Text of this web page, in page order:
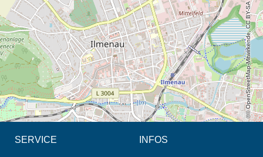
© OpenStreetMap-Mitwirkende, CC BY-SA
SERVICE INFOS